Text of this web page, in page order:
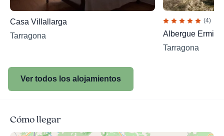
Casa Villallarga
Tarragona
(4)
Albergue Ermita
Tarragona
Ver todos los alojamientos
Cómo llegar